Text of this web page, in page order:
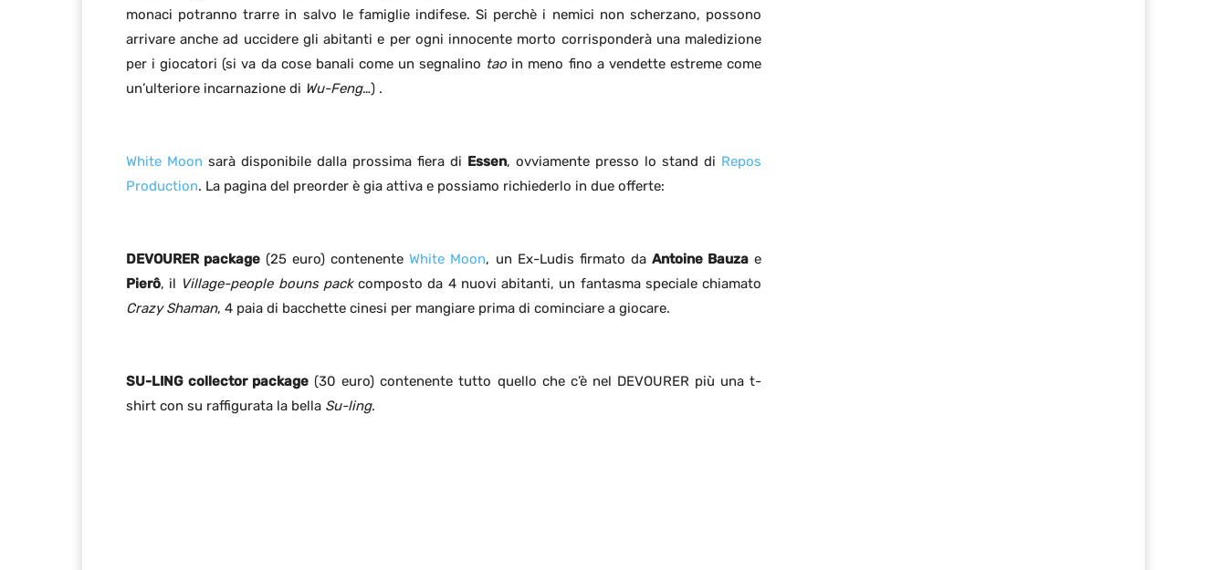
monaci potranno trarre in salvo le famiglie indifese. Si perchè i nemici non scherzano, possono
arrivare anche ad uccidere gli abitanti e per ogni innocente morto corrisponderà una maledizione
per i giocatori (si va da cose banali come un segnalino tao in meno fino a vendette estreme come
un’ulteriore incarnazione di Wu-Feng…) .
White Moon sarà disponibile dalla prossima fiera di Essen, ovviamente presso lo stand di Repos
Production. La pagina del preorder è gia attiva e possiamo richiederlo in due offerte:
DEVOURER package (25 euro) contenenteWhite Moon, un Ex-Ludis firmato da Antoine Bauzae
Pierô, il Village-people bouns packcomposto da 4 nuovi abitanti, un fantasma speciale chiamato
Crazy Shaman, 4 paia di bacchette cinesi per mangiare prima di cominciare a giocare.
SU-LING collector package (30 euro) contenente tutto quello che c’è nel DEVOURER più una t-
shirt con su raffigurata la bella Su-ling.